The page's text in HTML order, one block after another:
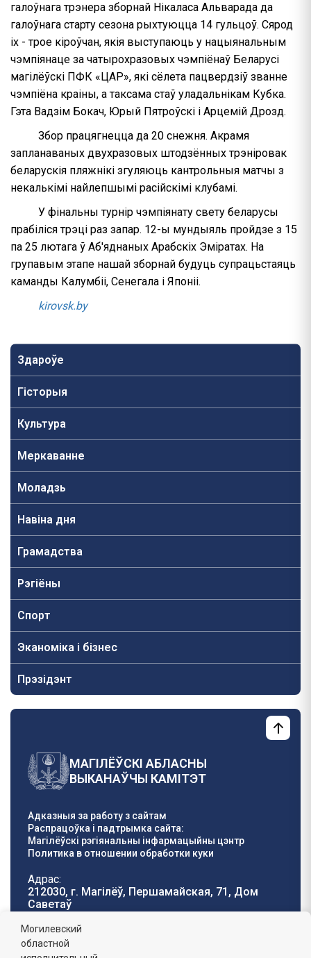
Здароўе
Гісторыя
Культура
Меркаванне
Моладзь
Навiна дня
Грамадства
Рэгіёны
Спорт
Эканоміка і бізнес
Прэзідэнт
галоўнага трэнера зборнай Нікаласа Альварада да
галоўнага старту сезона рыхтуюцца 14 гульцоў. Сярод
іх - трое кіроўчан, якія выступаюць у нацыянальным
чэмпіянаце за чатырохразовых чэмпіёнаў Беларусі
магілёўскі ПФК «ЦАР», які сёлета пацвердзіў званне
чэмпіёна краіны, а таксама стаў уладальнікам Кубка.
Гэта Вадзім Бокач, Юрый Пятроўскі і Арцемій Дрозд.
Збор працягнецца да 20 снежня. Акрамя
запланаваных двухразовых штодзённых трэніровак
беларускія пляжнікі згуляюць кантрольныя матчы з
некалькімі найлепшымі расійскімі клубамі.
У фінальны турнір чэмпіянату свету беларусы
прабіліся трэці раз запар. 12-ы мундыяль пройдзе з 15
па 25 лютага ў Аб'яднаных Арабскіх Эміратах. На
групавым этапе нашай зборнай будуць супрацьстаяць
каманды Калумбіі, Сенегала і Японіі.
kirovsk.by
МАГІЛЁЎСКІ АБЛАСНЫ
ВЫКАНАЎЧЫ КАМІТЭТ
Адказныя за работу з сайтам
Распрацоўка і падтрымка сайта:
Магілёўскі рэгіянальны інфармацыйны цэнтр
Политика в отношении обработки куки
Адрас:
212030, г. Магілёў, Першамайская, 71, Дом
Саветаў
Тэлефон гарачай
лініі:
8 (0222) 71-32-55
Могилевский
областной